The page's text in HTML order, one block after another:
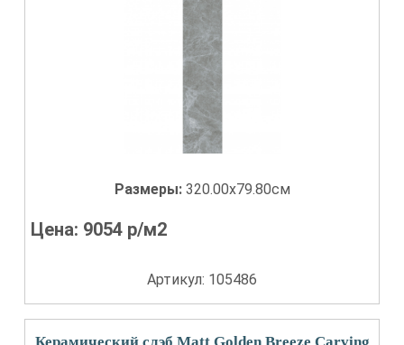
Размеры: 320.00x79.80см
Цена: 9054 р/м2
Артикул: 105486